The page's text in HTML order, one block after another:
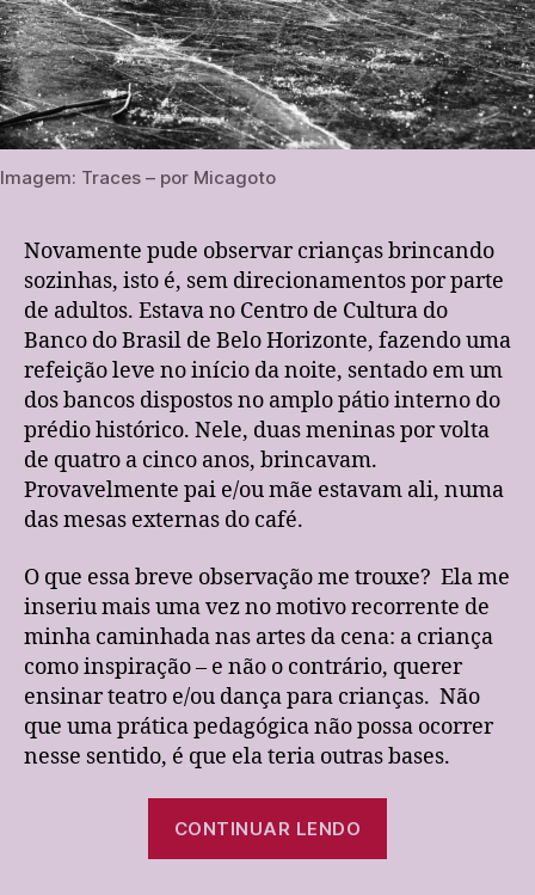
Imagem: Traces – por Micagoto
Novamente pude observar crianças brincando
sozinhas, isto é, sem direcionamentos por parte
de adultos. Estava no Centro de Cultura do
Banco do Brasil de Belo Horizonte, fazendo uma
refeição leve no início da noite, sentado em um
dos bancos dispostos no amplo pátio interno do
prédio histórico. Nele, duas meninas por volta
de quatro a cinco anos, brincavam.
Provavelmente pai e/ou mãe estavam ali, numa
das mesas externas do café.
O que essa breve observação me trouxe? Ela me
inseriu mais uma vez no motivo recorrente de
minha caminhada nas artes da cena: a criança
como inspiração – e não o contrário, querer
ensinar teatro e/ou dança para crianças. Não
que uma prática pedagógica não possa ocorrer
nesse sentido, é que ela teria outras bases.
CONTINUAR LENDO